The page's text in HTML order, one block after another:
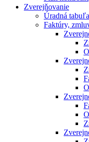
Zverejňovanie
Úradná tabuľa
Faktúry,